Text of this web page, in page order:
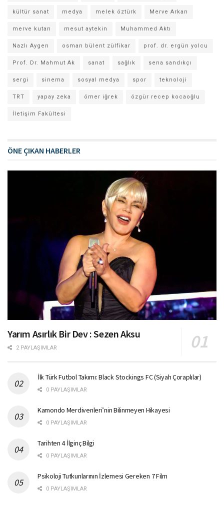
kültür sanat medya melek öztürk Merve Arkan
merve kutan mesut aytekin Muhammed Aktı
Nazlı Aygen osman bülent zülfikar prof. dr. ergün yolcu
Prof. Dr. Mahmut Ak sanat sağlık sena sandıkçı
sergi sinema sosyal medya spor teknoloji
TRT yapay zeka ömer iğrek özgür recep kocaoğlu
İletişim Fakültesi
ÖNE ÇIKAN HABERLER
Yarım Asırlık Bir Dev : Sezen Aksu
2 PAYLAŞIMLAR
İlk Türk Futbol Takımı: Black Stockings FC (Siyah Çoraplılar)
0 PAYLAŞIMLAR
Kamondo Merdivenleri’nin Bilinmeyen Hikayesi
0 PAYLAŞIMLAR
Tarihten 4 İlginç Bilgi
0 PAYLAŞIMLAR
Psikoloji Tutkunlarının İzlemesi Gereken 7 Film
0 PAYLAŞIMLAR